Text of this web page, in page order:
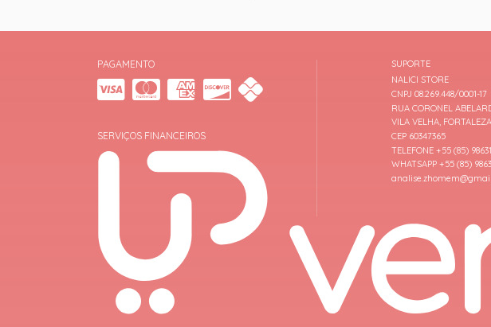
PAGAMENTO
SERVIÇOS FINANCEIROS
SUPORTE
NALICI STORE
CNPJ 08.269.448/0001-17
RUA CORONEL
VILA VELHA,
CEP 60347365
TELEFONE +55 (85)
WHATSAPP +55 (85)